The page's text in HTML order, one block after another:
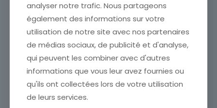
CARTE POSTALE
ILLUSTRATEUR
ETAT VOIR SCAN Cumulez
vos achats en visitant ma
boutique afin de réduire
vos frais de port. Attendez
que nous ayons calculé les
frais de port[…]
15,00€
Ajouter au panier
CARTE POSTALE FANTAISIE
HERZLITCHEN
GLUCKWUNSCH ZUM
NEUEN JAHRE FEMME LUGE
ETAT VOIR SCAN Cumulez
vos achats en visitant ma
boutique afin de réduire
vos frais de port. Attendez
frais de port[…]
analyser notre trafic. Nous partageons
également des informations sur votre
utilisation de notre site avec nos partenaires
de médias sociaux, de publicité et d'analyse,
qui peuvent les combiner avec d'autres
informations que vous leur avez fournies ou
qu'ils ont collectées lors de votre utilisation
de leurs services.